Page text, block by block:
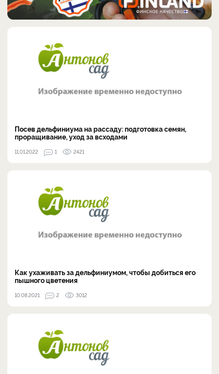
Посев дельфиниума на рассаду: подготовка семян,
проращивание, уход за всходами
11.01.2022 1 2421
Как ухаживать за дельфиниумом, чтобы добиться его
пышного цветения
10.08.2021 2 3012